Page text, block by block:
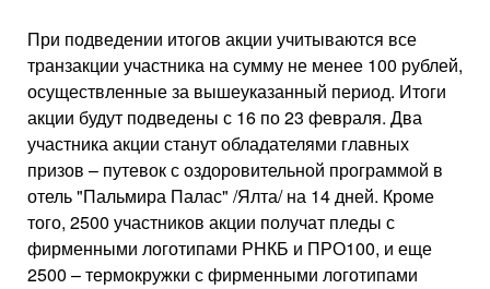
При подведении итогов акции учитываются все
транзакции участника на сумму не менее 100 рублей,
осуществленные за вышеуказанный период. Итоги
акции будут подведены с 16 по 23 февраля. Два
участника акции станут обладателями главных
призов – путевок с оздоровительной программой в
отель "Пальмира Палас" /Ялта/ на 14 дней. Кроме
того, 2500 участников акции получат пледы с
фирменными логотипами РНКБ и ПРО100, и еще
2500 – термокружки с фирменными логотипами